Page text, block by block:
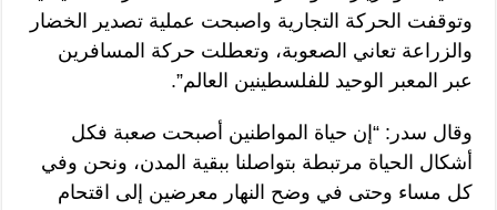
وتوقفت الحركة التجارية واصبحت عملية تصدير الخضار
والزراعة تعاني الصعوبة، وتعطلت حركة المسافرين
عبر المعبر الوحيد للفلسطينين العالم”.
وقال سدر: “إن حياة المواطنين أصبحت صعبة فكل
أشكال الحياة مرتبطة بتواصلنا ببقية المدن، ونحن وفي
كل مساء وحتى في وضح النهار معرضين إلى اقتحام